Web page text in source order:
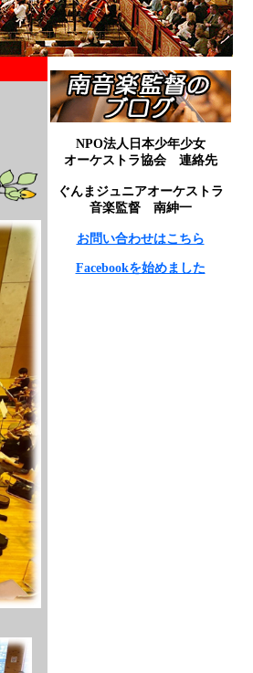
NPO法人日本少年少女
オーケストラ協会 連絡先
ぐんまジュニアオーケストラ
音楽監督 南紳一
お問い合わせはこちら
Facebookを始めました